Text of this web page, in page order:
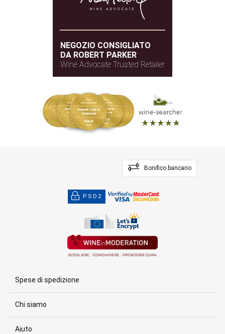
NEGOZIO CONSIGLIATO
DA ROBERT PARKER
Wine Advocate Trusted Retailer
Bonifico bancario
PSD2
Spese di spedizione
Chi siamo
Aiuto